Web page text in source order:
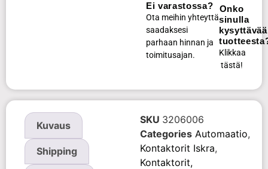
Ei varastossa?
Ota meihin yhteyttä
saadaksesi
parhaan hinnan ja
toimitusajan.
Onko
sinulla
kysyttävää
Klikkaa
tästä!
Kuvaus
Shipping
SKU 3206006
Categories Automaatio,
Kontaktorit Iskra,
Kontaktorit,